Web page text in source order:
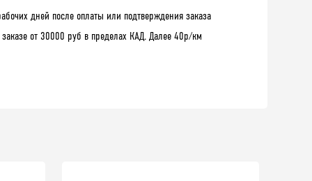
дней после оплаты или подтверждения заказа
заказе от 30000 руб в пределах КАД. Далее 40р/км